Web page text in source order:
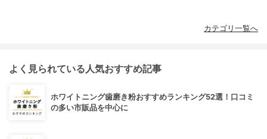
カテゴリ一覧へ
よく見られている人気おすすめ記事
ホワイトニング歯磨き粉おすすめランキング52選！口コミ
の多い市販品を中心に